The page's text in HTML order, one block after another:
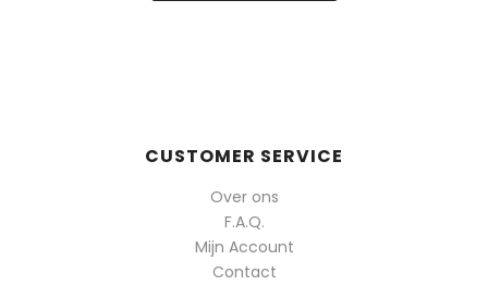
CUSTOMER SERVICE
Over ons
F.A.Q.
Mijn Account
Contact